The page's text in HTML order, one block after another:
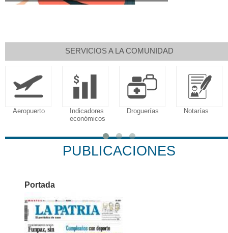
SERVICIOS A LA COMUNIDAD
Aeropuerto
Indicadores
económicos
Droguerías Notarías
PUBLICACIONES
Portada